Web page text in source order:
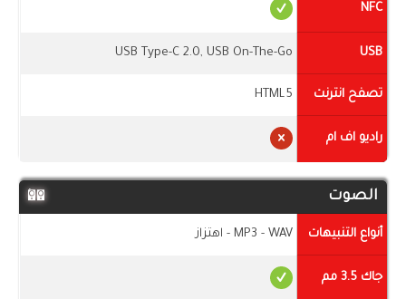
NFC
USB
USB Type-C 2.0, USB On-The-Go
تصفح انترنت HTML5
راديو اف ام
الصوت
أنواع التنبيهات MP3 - WAV - اهتزاز
جاك 3.5 مم